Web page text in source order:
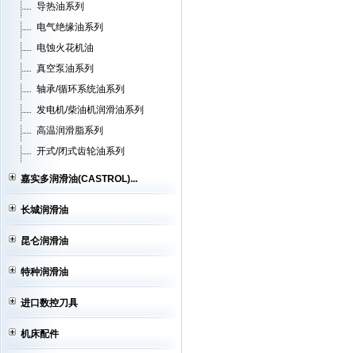
导热油系列
电气绝缘油系列
电蚀火花机油
真空泵油系列
轴承/循环系统油系列
发电机/柴油机润滑油系列
高温润滑脂系列
开式/闭式齿轮油系列
嘉实多润滑油(CASTROL)...
长城润滑油
昆仑润滑油
特种润滑油
进口数控刀具
机床配件